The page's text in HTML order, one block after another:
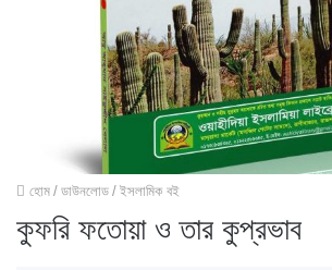
হোম / ডাউনলোড / ইসলামিক বই
কুফরি ফতোয়া ও তার কুপ্রভাব